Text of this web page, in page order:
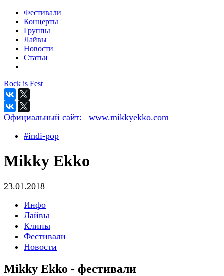
Фестивали
Концерты
Группы
Лайвы
Новости
Статьи
Rock is Fest
Официальный сайт:
_www.mikkyekko.com
#indi-pop
Mikky Ekko
23.01.2018
Инфо
Лайвы
Клипы
Фестивали
Новости
Mikky Ekko - фестивали